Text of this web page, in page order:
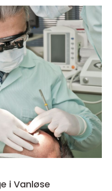
i Vanløse